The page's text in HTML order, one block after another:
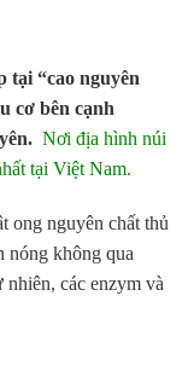
tại “cao nguyên
cơ bên cạnh
Nơi địa hình núi
tại Việt Nam.
ong nguyên chất thủ
nóng không qua
các enzym và